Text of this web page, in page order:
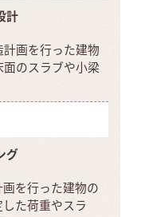
計
画を行った建物
のスラブや小梁
グ
を行った建物の
た荷重やスラ